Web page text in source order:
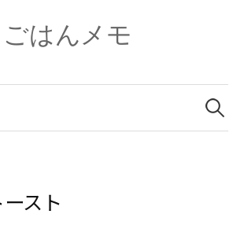
ごはんメモ
索:
スト